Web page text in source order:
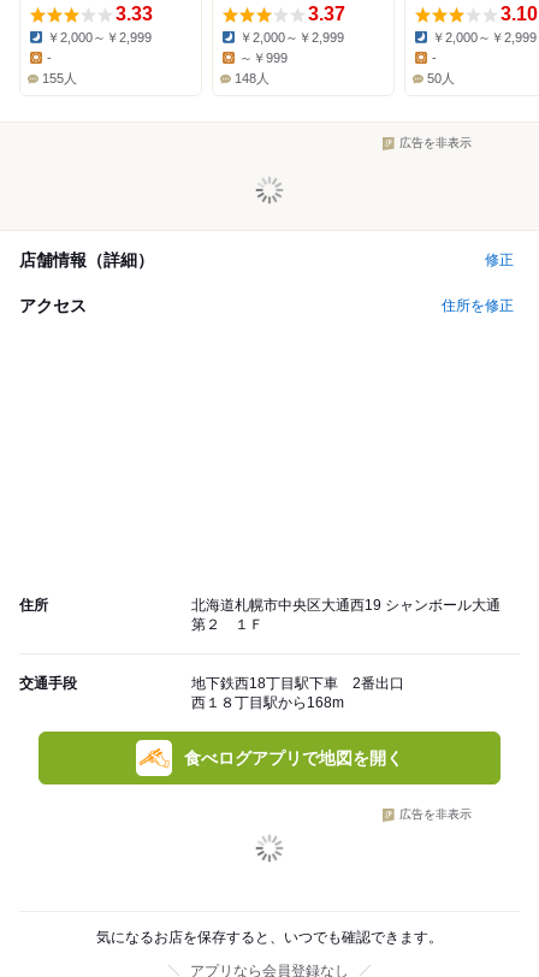
3.33
Dinner:
￥2,000～￥2,999
-
155人
3.37
Dinner:
￥2,000～￥2,999
～￥999
148人
3.10
Dinner:
￥2,000～￥2,999
Lunch:
-
50人
広告を非表示
店舗情報（詳細） 修正
アクセス 住所を修正
住所
北海道札幌市中央区大通西19 シャンボール大通
第２ １Ｆ
交通手段
地下鉄西18丁目駅下車 2番出口
西１８丁目駅から168m
食べログアプリで地図を開く
広告を非表示
気になるお店を保存すると、いつでも確認できます。
アプリなら会員登録なし